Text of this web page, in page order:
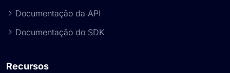
Documentação da API
Documentação do SDK
Recursos